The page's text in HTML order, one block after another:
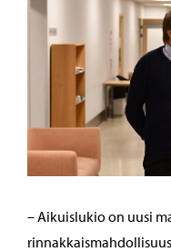
– Aikuislukio on uusi